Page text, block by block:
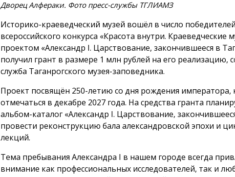
Дворец Алфераки. Фото пресс-службы ТГЛИАМЗ
Историко-краеведческий музей вошёл в число
всероссийского конкурса «Красота внутри. Краеведческие
проектом «Александр I. Царствование, закончившееся в
получил грант в размере 1 млн рублей на его реализацию,
служба Таганрогского музея-заповедника.
Проект посвящён 250-летию со дня рождения императора,
отмечаться в декабре 2027 года. На средства гранта
альбом-каталог «Александр I. Царствование,
провести реконструкцию бала александровской эпохи и
лекций.
Тема пребывания Александра I в нашем городе всегда
внимание как профессиональных исследователей, так и